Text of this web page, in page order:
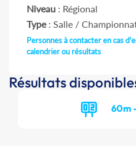
Niveau : Régional
Type: Salle /
Personnes à contacter en cas
calendrier ou résultats
Résultats
60m